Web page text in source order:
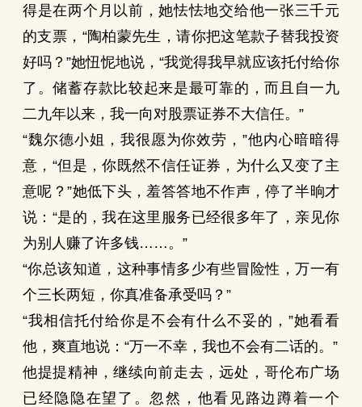
得是在两个月以前，她怯怯地交给他一张三千元
的支票，“陶柏蒙先生，请你把这笔款子替我投资
好吗？”她忸怩地说，“我觉得我早就应该托付给你
了。储蓄存款比较起来是最可靠的，而且自一九
二九年以来，我一向对股票证券不大信任。”
“魏尔德小姐，我很愿为你效劳，”他内心暗暗得
意，“但是，你既然不信任证券，为什么又变了主
意呢？”她低下头，羞答答地不作声，停了半晌才
说：“是的，我在这里服务已经很多年了，亲见你
为别人赚了许多钱……。”
“你总该知道，这种事情多少有些冒险性，万一有
个三长两短，你真准备承受吗？”
“我相信托付给你是不会有什么不妥的，”她看看
他，爽直地说：“万一不幸，我也不会有二话的。”
他提提精神，继续向前走去，远处，哥伦布广场
已经隐隐在望了。忽然，他看见路边蹲着一个